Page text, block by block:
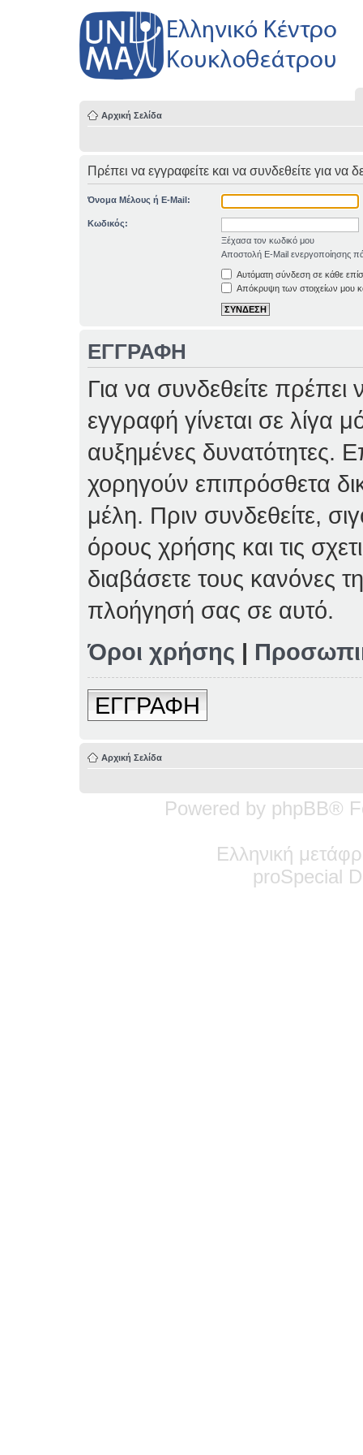
Αρχική Σελίδα
Πρέπει να εγγραφείτε και να συνδεθείτε για να
Όνομα Μέλους ή E-Mail:
Κωδικός:
Ξέχασα τον κωδικό μου
Αποστολή E-Mail ενεργοποίησης
Αυτόματη σύνδεση σε κάθε
Απόκρυψη των στοιχείων μου
ΕΓΓΡΑΦΗ
Για να συνδεθείτε
εγγραφή γίνεται σε λίγα
αυξημένες δυνατότητες.
χορηγούν επιπρόσθετα
μέλη. Πριν συνδεθείτε,
όρους χρήσης και τις
διαβάσετε τους κανόνες
πλοήγησή σας σε αυτό.
Όροι χρήσης |
ΕΓΓΡΑΦΗ
Αρχική Σελίδα
Powered by phpBB®
Ελληνική
proSpecial